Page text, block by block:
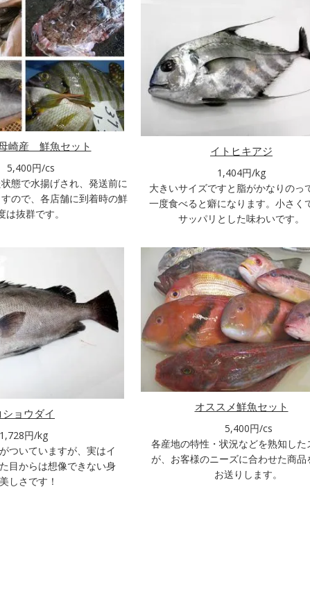
崎産 鮮魚セット
5,400円/cs
態で水揚げされ、発送前に
ので、各店舗に到着時の鮮
は抜群です。
イトヒキアジ
1,404円/kg
大きいサイズですと脂がかなりのっ
一度食べると癖になります。小さく
サッパリとした味わいです。
ショウダイ
1,728円/kg
ついていますが、実はイ
目からは想像できない身
しさです！
オススメ鮮魚セット
5,400円/cs
各産地の特性・状況などを熟知した
が、お客様のニーズに合わせた商品
お送りします。